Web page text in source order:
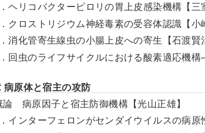
ヘリコバクターピロリの胃上皮感染機構【三
クロストリジウム神経毒素の受容体認識【
消化管寄生線虫の小腸上皮への寄生【石渡賢
回虫のライフサイクルにおける酸素適応機
病原体と宿主の攻防
論 病原因子と宿主防御機構【光山正雄】
インターフェロンがセンダイウイルスの病